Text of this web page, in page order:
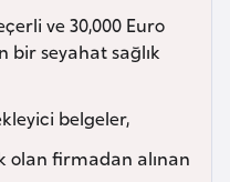
ve 30,000 Euro
bir seyahat sağlık
belgeler,
olan firmadan alınan